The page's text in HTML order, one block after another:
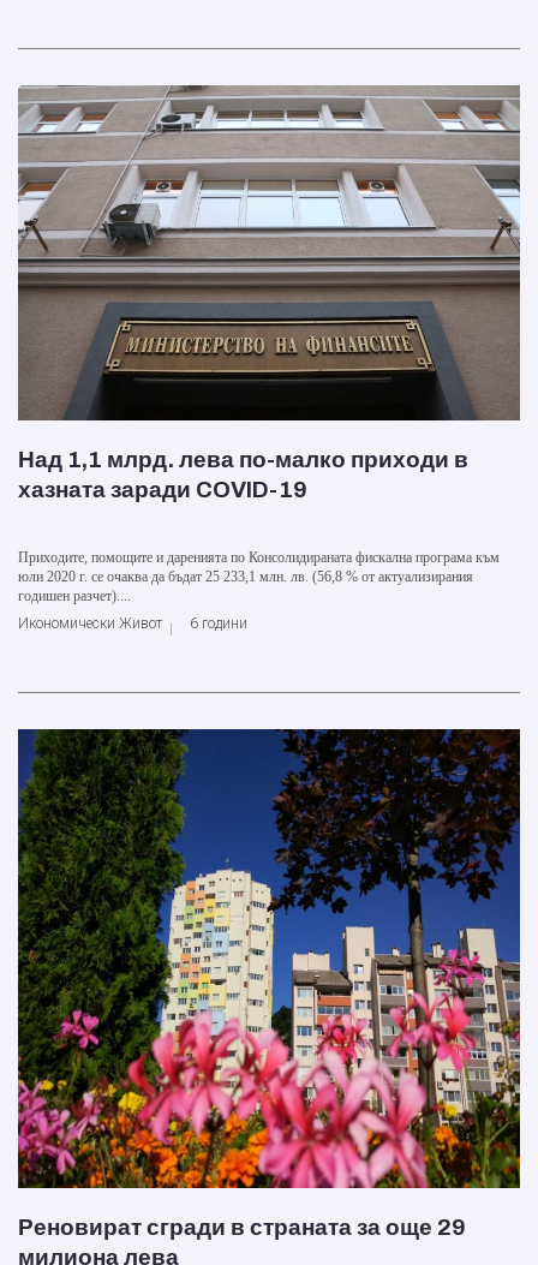
Над 1,1 млрд. лева по-малко приходи в
хазната заради COVID-19
Приходите, помощите и даренията по Консолидираната фискална програма към
юли 2020 г. се очаква да бъдат 25 233,1 млн. лв. (56,8 % от актуализирания
годишен разчет)....
Икономически Живот
6 години
Реновират сгради в страната за още 29
милиона лева